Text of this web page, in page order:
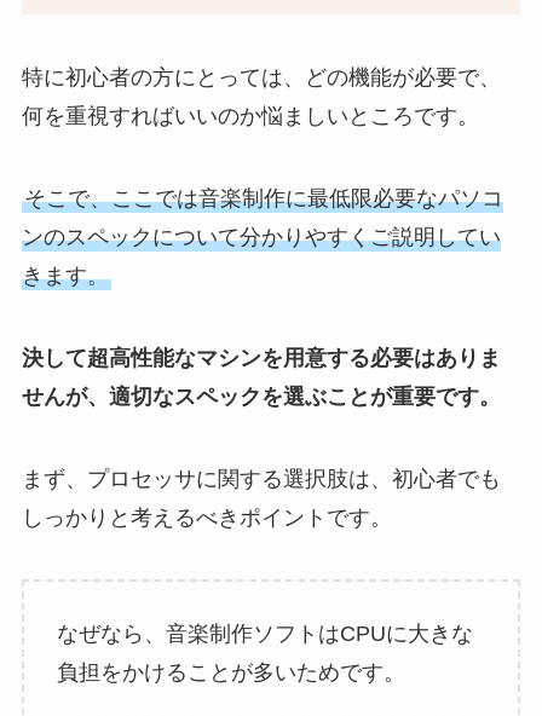
特に初心者の方にとっては、どの機能が必要で、
何を重視すればいいのか悩ましいところです。
そこで、ここでは音楽制作に最低限必要なパソコ
ンのスペックについて分かりやすくご説明してい
きます。
決して超高性能なマシンを用意する必要はありま
せんが、適切なスペックを選ぶことが重要です。
まず、プロセッサに関する選択肢は、初心者でも
しっかりと考えるべきポイントです。
なぜなら、音楽制作ソフトはCPUに大きな
負担をかけることが多いためです。